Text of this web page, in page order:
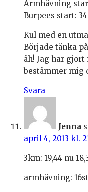
Armhävning
Burpees start:
Kul med en
Började tänka
äh! Jag har
bestämmer mig
Svara
Jenna
april 4, 2013 kl.
3km: 19,44 nu
armhävning: